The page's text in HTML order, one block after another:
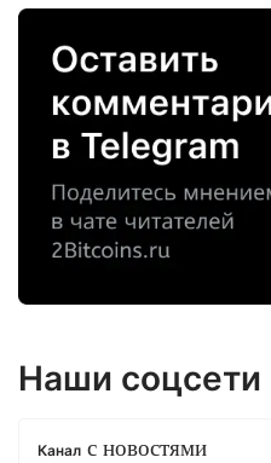
Наши соцсети
Канал с новостями